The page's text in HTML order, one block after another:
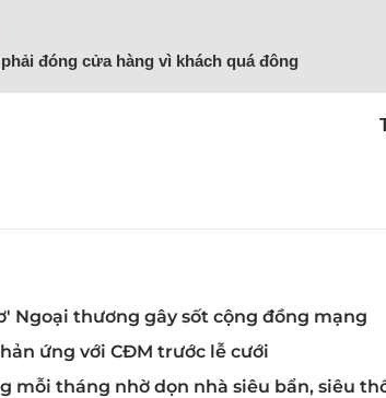
đóng cửa hàng vì khách quá đông
Ngoại thương gây sốt cộng đồng mạng
ứng với CĐM trước lễ cưới
mỗi tháng nhờ dọn nhà siêu bẩn, siêu